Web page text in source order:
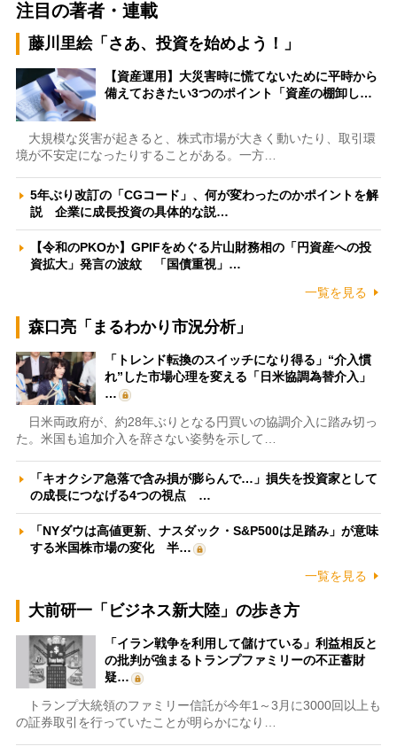
注目の著者・連載
藤川里絵「さあ、投資を始めよう！」
【資産運用】大災害時に慌てないために平時から
備えておきたい3つのポイント「資産の棚卸し…
大規模な災害が起きると、株式市場が大きく動いたり、取引環
境が不安定になったりすることがある。一方…
5年ぶり改訂の「CGコード」、何が変わったのかポイントを解
説 企業に成長投資の具体的な説…
【令和のPKOか】GPIFをめぐる片山財務相の「円資産への投
資拡大」発言の波紋 「国債重視」…
一覧を見る
森口亮「まるわかり市況分析」
「トレンド転換のスイッチになり得る」“介入慣
れ”した市場心理を変える「日米協調為替介入」
…
日米両政府が、約28年ぶりとなる円買いの協調介入に踏み切っ
た。米国も追加介入を辞さない姿勢を示して…
「キオクシア急落で含み損が膨らんで…」損失を投資家として
の成長につなげる4つの視点 …
「NYダウは高値更新、ナスダック・S&P500は足踏み」が意味
する米国株市場の変化 半…
一覧を見る
大前研一「ビジネス新大陸」の歩き方
「イラン戦争を利用して儲けている」利益相反と
の批判が強まるトランプファミリーの不正蓄財
疑…
トランプ大統領のファミリー信託が今年1～3月に3000回以上も
の証券取引を行っていたことが明らかになり…